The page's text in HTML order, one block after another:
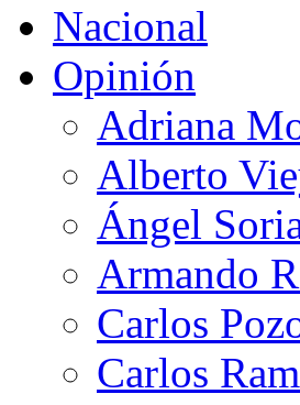
Nacional
Opinión
Adriana
Alberto
Ángel
Armando
Carlos
Carlos